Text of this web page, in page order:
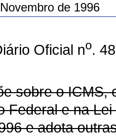
de 1996
Oficial no.
sobre o ICMS,
Federal e na
e adota